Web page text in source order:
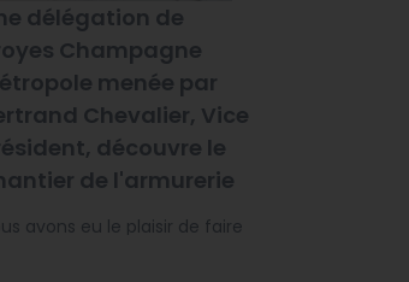
délégation de
Champagne
menée par
Chevalier, Vice
découvre le
de l'armurerie
avons eu le plaisir de faire